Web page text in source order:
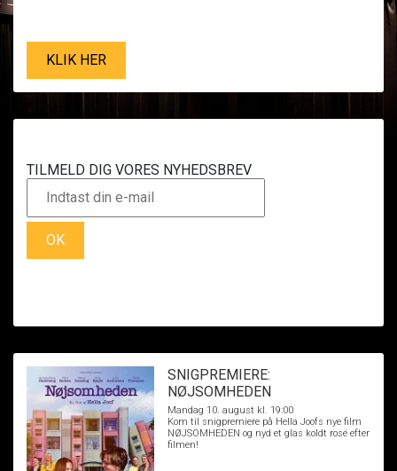
KLIK HER
TILMELD DIG VORES NYHEDSBREV
OK
SNIGPREMIERE:
NØJSOMHEDEN
Mandag 10. august kl. 19:00
Kom til snigpremiere på Hella Joofs nye film
NØJSOMHEDEN og nyd et glas koldt rosé efter
filmen!